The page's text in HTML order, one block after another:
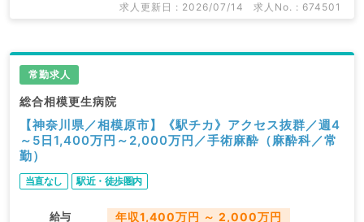
求人更新日 : 2026/07/14 求人No. : 674501
常勤求人
総合相模更生病院
【神奈川県／相模原市】《駅チカ》アクセス抜群／週4
～5日1,400万円～2,000万円／手術麻酔（麻酔科／常
勤）
当直なし 駅近・徒歩圏内
給与 年収1,400万円 ～ 2,000万円